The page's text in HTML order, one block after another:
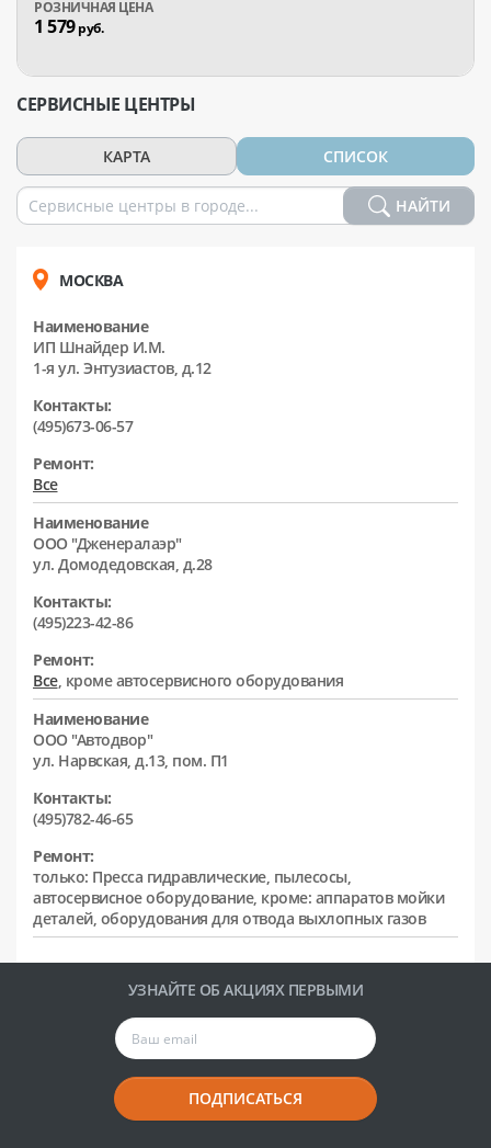
1 579руб.
СЕРВИСНЫЕ ЦЕНТРЫ
КАРТА СПИСОК
НАЙТИ
МОСКВА
Наименование
ИП Шнайдер И.М.
1-я ул. Энтузиастов, д.12
Контакты:
(495)673-06-57
Ремонт:
Все
Наименование
ООО "Дженералаэр"
ул. Домодедовская, д.28
Контакты:
(495)223-42-86
Ремонт:
Все, кроме автосервисного оборудования
Наименование
ООО "Автодвор"
ул. Нарвская, д.13, пом. П1
Контакты:
(495)782-46-65
Ремонт:
только: Пресса гидравлические, пылесосы,
автосервисное оборудование, кроме: аппаратов мойки
деталей, оборудования для отвода выхлопных газов
УЗНАЙТЕ ОБ АКЦИЯХ ПЕРВЫМИ
ПОДПИСАТЬСЯ